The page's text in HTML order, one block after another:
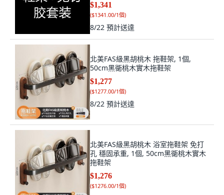
$1,341
($1341.00/1個)
8/22 預計送達
北美FAS級黑胡桃木 拖鞋架, 1個,
50cm黑衚桃木實木拖鞋架
$1,277
($1277.00/1個)
8/22 預計送達
北美FAS級黑胡桃木 浴室拖鞋架 免打
孔 穩固承重, 1個, 50cm黑衚桃木實木
拖鞋架
$1,276
($1276.00/1個)